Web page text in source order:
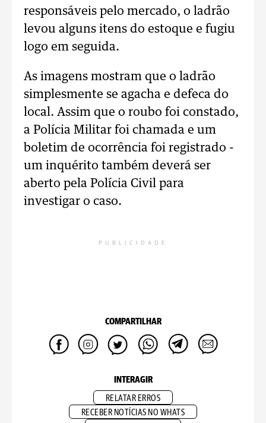
responsáveis pelo mercado, o ladrão
levou alguns itens do estoque e fugiu
logo em seguida.
As imagens mostram que o ladrão
simplesmente se agacha e defeca do
local. Assim que o roubo foi constado,
a Polícia Militar foi chamada e um
boletim de ocorrência foi registrado -
um inquérito também deverá ser
aberto pela Polícia Civil para
investigar o caso.
PUBLICIDADE
COMPARTILHAR
INTERAGIR
RELATAR ERROS
RECEBER NOTÍCIAS NO WHATS